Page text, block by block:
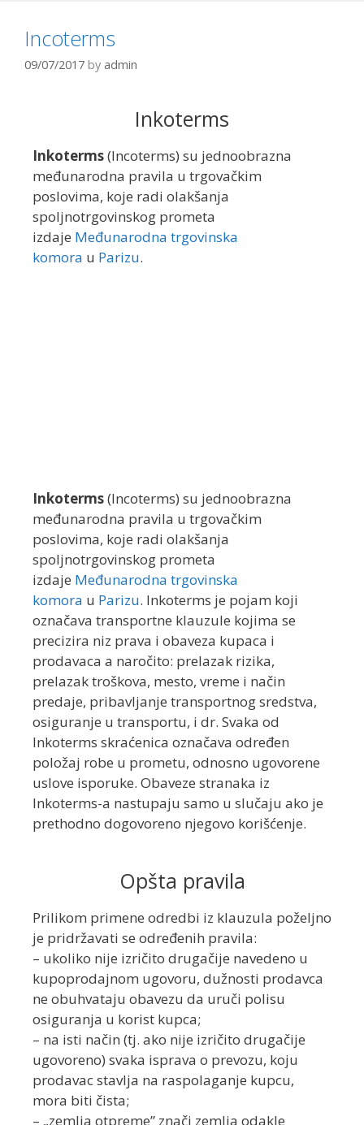
Incoterms
09/07/2017 by admin
Inkoterms
Inkoterms(Incoterms) su jednoobrazna
međunarodna pravila u trgovačkim
poslovima, koje radi olakšanja
spoljnotrgovinskog prometa
izdaje Međunarodna trgovinska
komora u Parizu.
Inkoterms(Incoterms) su jednoobrazna
međunarodna pravila u trgovačkim
poslovima, koje radi olakšanja
spoljnotrgovinskog prometa
izdaje Međunarodna trgovinska
komora u Parizu. Inkoterms je pojam koji
označava transportne klauzule kojima se
precizira niz prava i obaveza kupaca i
prodavaca a naročito: prelazak rizika,
prelazak troškova, mesto, vreme i način
predaje, pribavljanje transportnog sredstva,
osiguranje u transportu, i dr. Svaka od
Inkoterms skraćenica označava određen
položaj robe u prometu, odnosno ugovorene
uslove isporuke. Obaveze stranaka iz
Inkoterms-a nastupaju samo u slučaju ako je
prethodno dogovoreno njegovo korišćenje.
Opšta pravila
Prilikom primene odredbi iz klauzula poželjno
je pridržavati se određenih pravila:
– ukoliko nije izričito drugačije navedeno u
kupoprodajnom ugovoru, dužnosti prodavca
ne obuhvataju obavezu da uruči polisu
osiguranja u korist kupca;
– na isti način (tj. ako nije izričito drugačije
ugovoreno) svaka isprava o prevozu, koju
prodavac stavlja na raspolaganje kupcu,
mora biti čista;
– „zemlja otpreme” znači zemlja odakle